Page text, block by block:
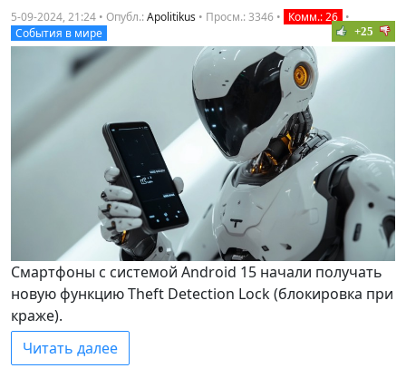
5-09-2024, 21:24 • Опубл.:Apolitikus • Просм.: 3346 • Комм.: 26 •
События в мире
+25
Смартфоны с системой Android 15 начали получать
новую функцию Theft Detection Lock (блокировка при
краже).
Читать далее